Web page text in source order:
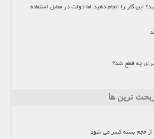
این کار را انجام دهید اما دولت در مقابل استفاده
چه قطع شد؟
ترین ها
از حجم بسته کسر می شود